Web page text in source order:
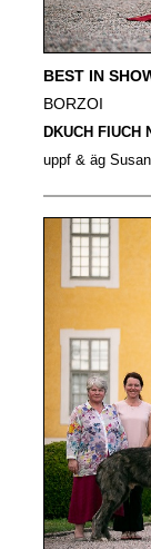
BEST IN
BORZOI
DKUCH FIUCH
uppf & äg